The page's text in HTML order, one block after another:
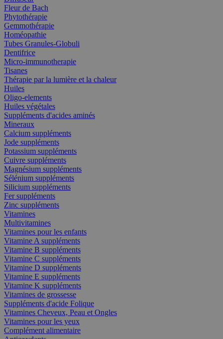
Fleur de Bach
Phytothérapie
Gemmothérapie
Homéopathie
Tubes Granules-Globuli
Dentifrice
Micro-immunotherapie
Tisanes
Thérapie par la lumière et la chaleur
Huiles
Oligo-elements
Huiles végétales
Suppléments d'acides aminés
Mineraux
Calcium suppléments
Jode suppléments
Potassium suppléments
Cuivre suppléments
Magnésium suppléments
Sélénium suppléments
Silicium suppléments
Fer suppléments
Zinc suppléments
Vitamines
Multivitamines
Vitamines pour les enfants
Vitamine A suppléments
Vitamine B suppléments
Vitamine C suppléments
Vitamine D suppléments
Vitamine E suppléments
Vitamine K suppléments
Vitamines de grossesse
Suppléments d'acide Folique
Vitamines Cheveux, Peau et Ongles
Vitamines pour les yeux
Complément alimentaire